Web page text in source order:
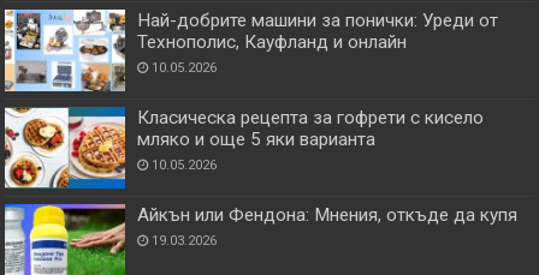
Най-добрите машини за понички: Уреди от
Технополис, Кауфланд и онлайн
10.05.2026
Класическа рецепта за гофрети с кисело
мляко и още 5 яки варианта
10.05.2026
Айкън или Фендона: Мнения, откъде да купя
19.03.2026